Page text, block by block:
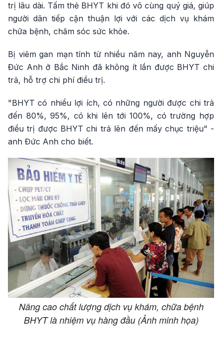
trị lâu dài. Tấm thẻ BHYT khi đó vô cùng quý giá, giúp
người dân tiếp cận thuận lợi với các dịch vụ khám
chữa bệnh, chăm sóc sức khỏe.
Bị viêm gan mạn tính từ nhiều năm nay, anh Nguyễn
Đức Anh ở Bắc Ninh đã không ít lần được BHYT chi
trả, hỗ trợ chi phí điều trị.
"BHYT có nhiều lợi ích, có những người được chi trả
đến 80%, 95%, có khi lên tới 100%, có trường hợp
điều trị được BHYT chi trả lên đến mấy chục triệu" -
anh Đức Anh cho biết.
Nâng cao chất lượng dịch vụ khám, chữa bệnh
BHYT là nhiệm vụ hàng đầu (Ảnh minh họa)